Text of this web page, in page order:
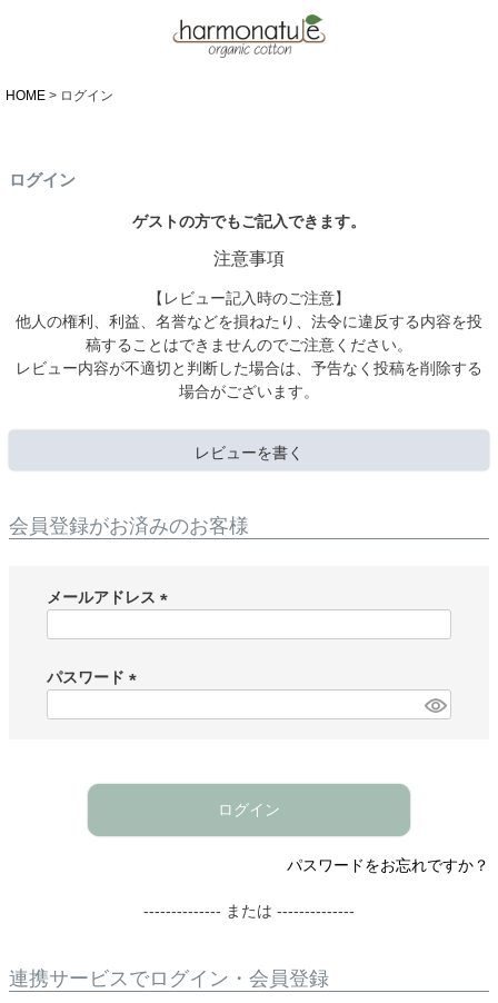
HOME ログイン
ログイン
ゲストの方でもご記入できます。
注意事項
【レビュー記入時のご注意】
他人の権利、利益、名誉などを損ねたり、法令に違反する内容を投
稿することはできませんのでご注意ください。
レビュー内容が不適切と判断した場合は、予告なく投稿を削除する
場合がございます。
レビューを書く
会員登録がお済みのお客様
メールアドレス
)
パスワード
ログイン
パスワードをお忘れですか？
-------------- または --------------
連携サービスでログイン・会員登録